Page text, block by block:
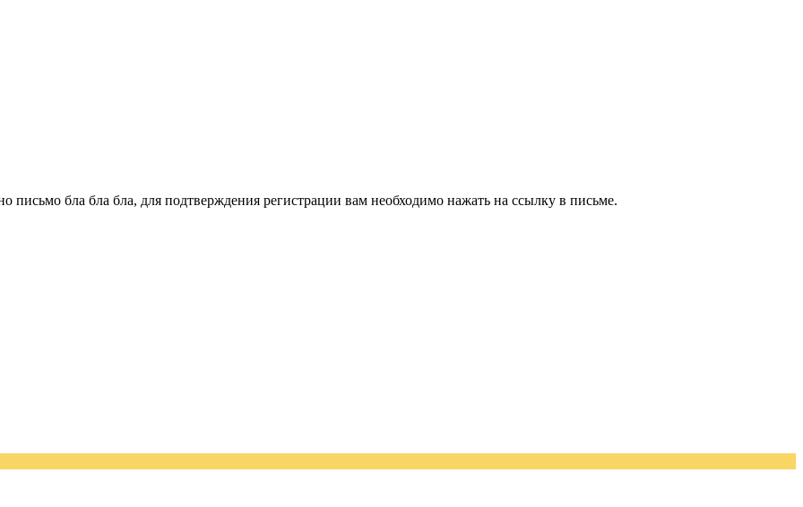
письмо бла бла бла, для подтверждения регистрации вам необходимо нажать на ссылку в письме.